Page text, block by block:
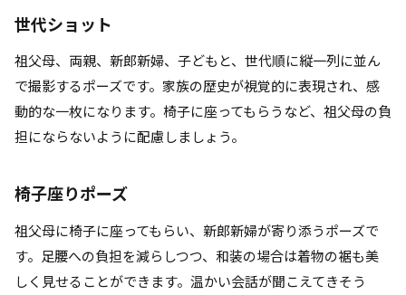
世代ショット
祖父母、両親、新郎新婦、子どもと、世代順に縦一列に並ん
で撮影するポーズです。家族の歴史が視覚的に表現され、感
動的な一枚になります。椅子に座ってもらうなど、祖父母の負
担にならないように配慮しましょう。
椅子座りポーズ
祖父母に椅子に座ってもらい、新郎新婦が寄り添うポーズで
す。足腰への負担を減らしつつ、和装の場合は着物の裾も美
しく見せることができます。温かい会話が聞こえてきそう